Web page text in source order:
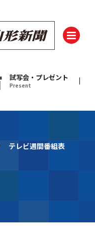
試写会・プレゼント
Present
テレビ週間番組表